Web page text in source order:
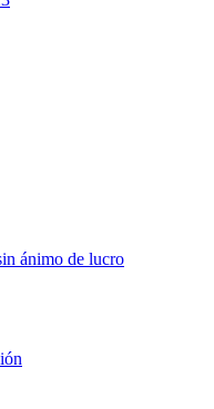
ánimo de lucro